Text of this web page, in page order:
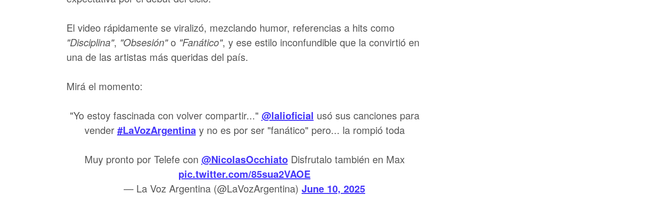
El video rápidamente se viralizó, mezclando humor, referencias a hits como
"Disciplina", "Obsesión"o "Fanático", y ese estilo inconfundible que la convirtió en
una de las artistas más queridas del país.
Mirá el momento:
"Yo estoy fascinada con volver compartir..." @lalioficial usó sus canciones para
vender #LaVozArgentinay no es por ser "fanático" pero... la rompió toda
Muy pronto por Telefe con @NicolasOcchiatoDisfrutalo también en Max
pic.twitter.com/85sua2VAOE
— La Voz Argentina (@LaVozArgentina) June 10, 2025